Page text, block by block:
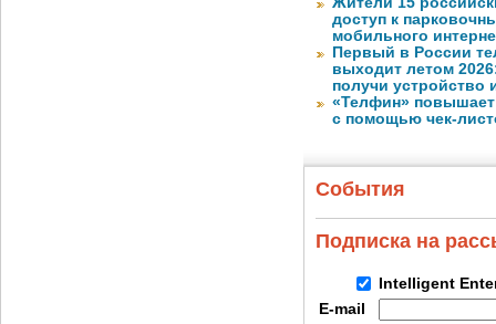
доступ к
мобильного
Первый в России
выходит летом
получи устройство
«Телфин» повышает
с помощью чек-
События
Подписка на
Intelligent
E-mail